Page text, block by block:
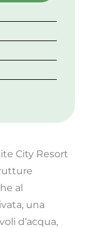
City Resort
al
una
d’acqua,